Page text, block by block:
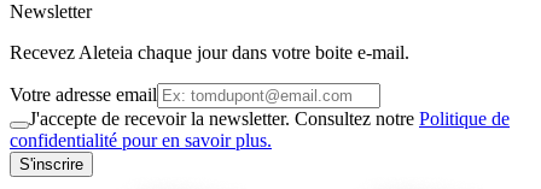
Newsletter
Recevez Aleteia chaque jour dans votre boite e-mail.
Votre adresse email
J'accepte de recevoir la newsletter. Consultez notre Politique de
confidentialité pour en savoir plus.
S'inscrire